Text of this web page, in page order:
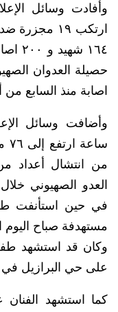
وأفادت وسائل
ارتكب ١٩
اصابة منذ السابع من
من انتشال أعداد
العدو الصهيوني
في حين استأنفت
مستهدفة صباح اليوم
وكان قد استشهد
على حي البرازيل
كما استشهد الفنان